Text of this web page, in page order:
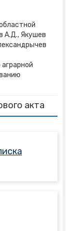
А.Д., Якушев
акта